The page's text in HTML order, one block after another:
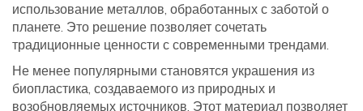
использование металлов, обработанных с заботой о
планете. Это решение позволяет сочетать
традиционные ценности с современными трендами.
Не менее популярными становятся украшения из
биопластика, создаваемого из природных и
возобновляемых источников. Этот материал позволяет